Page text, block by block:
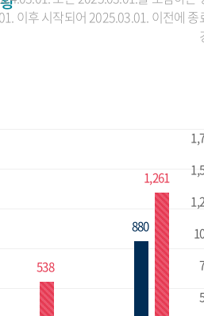
이후 시작되어 2025.03.01. 이전에 종
538
880
1,261